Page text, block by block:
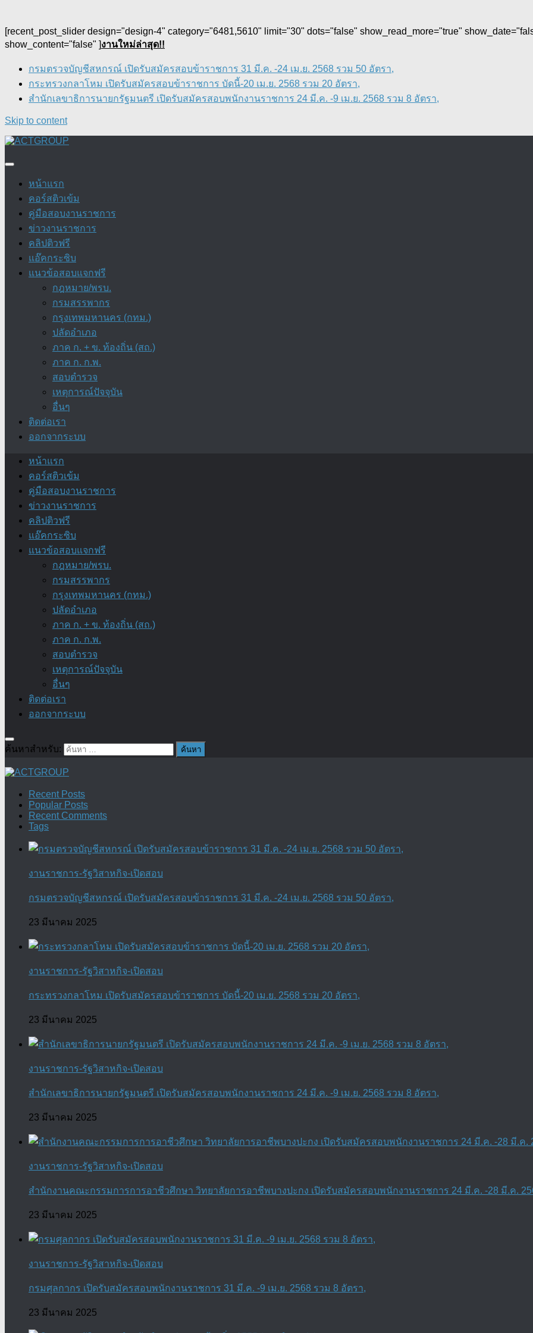
[recent_post_slider design="design-4" category="6481,5610" limit="30" dots="false" show_read_more="true"
show_content="false" ]งานใหม่ล่าสุด!!
กรมตรวจบัญชีสหกรณ์ เปิดรับสมัครสอบข้าราชการ 31 มี.ค. -24 เม.ย. 2568 รวม 50 อัตรา,
กระทรวงกลาโหม เปิดรับสมัครสอบข้าราชการ บัดนี้-20 เม.ย. 2568 รวม 20 อัตรา,
สำนักเลขาธิการนายกรัฐมนตรี เปิดรับสมัครสอบพนักงานราชการ 24 มี.ค. -9 เม.ย. 2568 รวม 8 อัตรา,
Skip to content
หน้าแรก
คอร์สติวเข้ม
คู่มือสอบงานราชการ
ข่าวงานราชการ
คลิปติวฟรี
แอ๊คกระซิบ
แนวข้อสอบแจกฟรี
กฎหมาย/พรบ.
กรมสรรพากร
กรุงเทพมหานคร (กทม.)
ปลัดอำเภอ
ภาค ก. + ข. ท้องถิ่น (สถ.)
ภาค ก. ก.พ.
สอบตำรวจ
เหตุการณ์ปัจจุบัน
อื่นๆ
ติดต่อเรา
ออกจากระบบ
หน้าแรก
คอร์สติวเข้ม
คู่มือสอบงานราชการ
ข่าวงานราชการ
คลิปติวฟรี
แอ๊คกระซิบ
แนวข้อสอบแจกฟรี
กฎหมาย/พรบ.
กรมสรรพากร
กรุงเทพมหานคร (กทม.)
ปลัดอำเภอ
ภาค ก. + ข. ท้องถิ่น (สถ.)
ภาค ก. ก.พ.
สอบตำรวจ
เหตุการณ์ปัจจุบัน
อื่นๆ
ติดต่อเรา
ออกจากระบบ
ค้นหาสำหรับ:
Recent Posts
Popular Posts
Recent Comments
Tags
งานราชการ-รัฐวิสาหกิจ-เปิดสอบ
กรมตรวจบัญชีสหกรณ์ เปิดรับสมัครสอบข้าราชการ 31 มี.ค. -24 เม.ย. 2568 รวม 50 อัตรา,
23 มีนาคม 2025
งานราชการ-รัฐวิสาหกิจ-เปิดสอบ
กระทรวงกลาโหม เปิดรับสมัครสอบข้าราชการ บัดนี้-20 เม.ย. 2568 รวม 20 อัตรา,
23 มีนาคม 2025
งานราชการ-รัฐวิสาหกิจ-เปิดสอบ
สำนักเลขาธิการนายกรัฐมนตรี เปิดรับสมัครสอบพนักงานราชการ 24 มี.ค. -9 เม.ย. 2568 รวม 8 อัตรา,
23 มีนาคม 2025
งานราชการ-รัฐวิสาหกิจ-เปิดสอบ
สำนักงานคณะกรรมการการอาชีวศึกษา วิทยาลัยการอาชีพบางปะกง เปิดรับสมัครสอบพนักงานราชการ 24 มี.ค. -28 มี.ค.
23 มีนาคม 2025
งานราชการ-รัฐวิสาหกิจ-เปิดสอบ
กรมศุลกากร เปิดรับสมัครสอบพนักงานราชการ 31 มี.ค. -9 เม.ย. 2568 รวม 8 อัตรา,
23 มีนาคม 2025